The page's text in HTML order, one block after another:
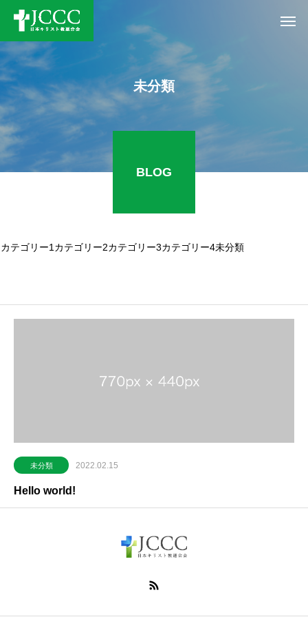
未分類
BLOG
カテゴリー1 カテゴリー2カテゴリー3カテゴリー4未分類
未分類 2022.02.15
Hello world!